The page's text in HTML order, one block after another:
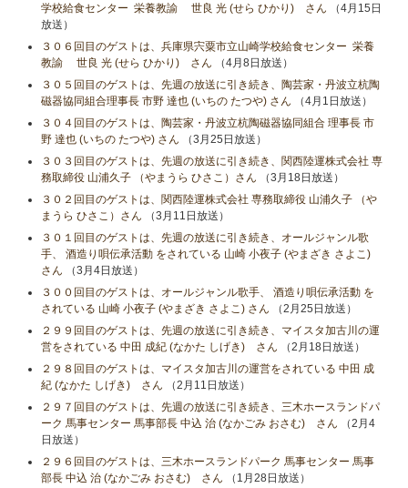
学校給食センター 栄養教諭 世良 光 (せら ひかり) さん （4月15日
放送）
３０６回目のゲストは、兵庫県宍粟市立山崎学校給食センター 栄養
教諭 世良 光 (せら ひかり) さん （4月8日放送）
３０５回目のゲストは、先週の放送に引き続き、陶芸家・丹波立杭陶
磁器協同組合理事長 市野 達也 (いちの たつや) さん （4月1日放送）
３０４回目のゲストは、陶芸家・丹波立杭陶磁器協同組合 理事長 市
野 達也 (いちの たつや) さん （3月25日放送）
３０３回目のゲストは、先週の放送に引き続き、関西陸運株式会社 専
務取締役 山浦久子 （やまうら ひさこ）さん （3月18日放送）
３０２回目のゲストは、関西陸運株式会社 専務取締役 山浦久子 （や
まうら ひさこ）さん （3月11日放送）
３０１回目のゲストは、先週の放送に引き続き、オールジャンル歌
手、 酒造り唄伝承活動 をされている 山崎 小夜子 (やまざき さよこ)
さん （3月4日放送）
３００回目のゲストは、オールジャンル歌手、 酒造り唄伝承活動 を
されている 山崎 小夜子 (やまざき さよこ) さん （2月25日放送）
２９９回目のゲストは、先週の放送に引き続き、マイスタ加古川の運
営をされている 中田 成紀 (なかた しげき) さん （2月18日放送）
２９８回目のゲストは、マイスタ加古川の運営をされている 中田 成
紀 (なかた しげき) さん （2月11日放送）
２９７回目のゲストは、先週の放送に引き続き、三木ホースランドパ
ーク 馬事センター 馬事部長 中込 治 (なかごみ おさむ) さん （2月4
日放送）
２９６回目のゲストは、三木ホースランドパーク 馬事センター 馬事
部長 中込 治 (なかごみ おさむ) さん （1月28日放送）